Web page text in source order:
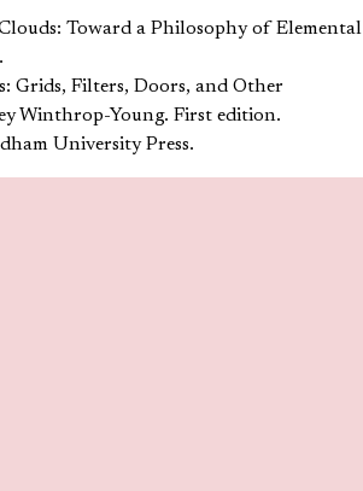
Toward a Philosophy of Elemental
Grids, Filters, Doors, and Other
Winthrop-Young. First edition.
University Press.